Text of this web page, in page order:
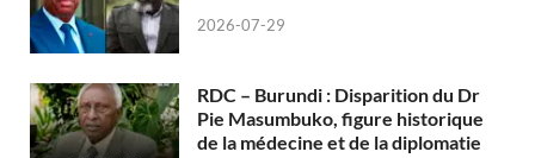
2026-07-29
RDC – Burundi : Disparition du Dr
Pie Masumbuko, figure historique
de la médecine et de la diplomatie